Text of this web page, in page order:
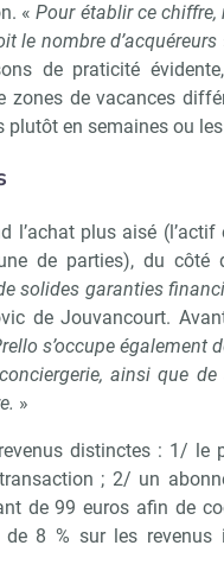
«Pour établir ce chiffre,
le nombre d’acquéreurs
de praticité
zones de vacances
en semaines ou les
l’achat plus aisé
de parties), du côté
solides garanties
de Jouvancourt.
s’occupe également
ainsi que
»
distinctes : 1/ le
; 2/ un
de 99 euros afin de
8 % sur les revenus
Abonnez-vous